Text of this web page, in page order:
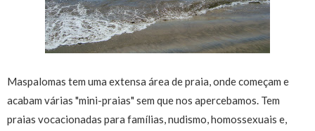
Maspalomas tem uma extensa área de praia, onde começam e
acabam várias "mini-praias" sem que nos apercebamos. Tem
praias vocacionadas para famílias, nudismo, homossexuais e,